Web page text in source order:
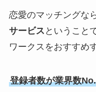
恋愛のマッチングな
サービス ということ
ワークスをおすすめ
登録者数が業界数